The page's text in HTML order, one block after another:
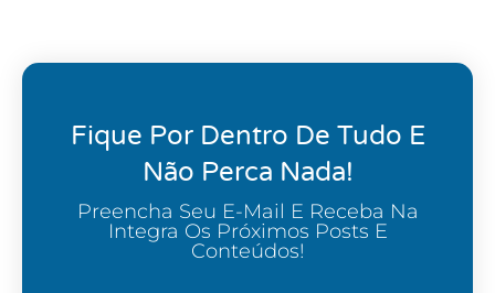
Fique Por Dentro De Tudo E
Não Perca Nada!
Preencha Seu E-Mail E Receba Na
Integra Os Próximos Posts E
Conteúdos!